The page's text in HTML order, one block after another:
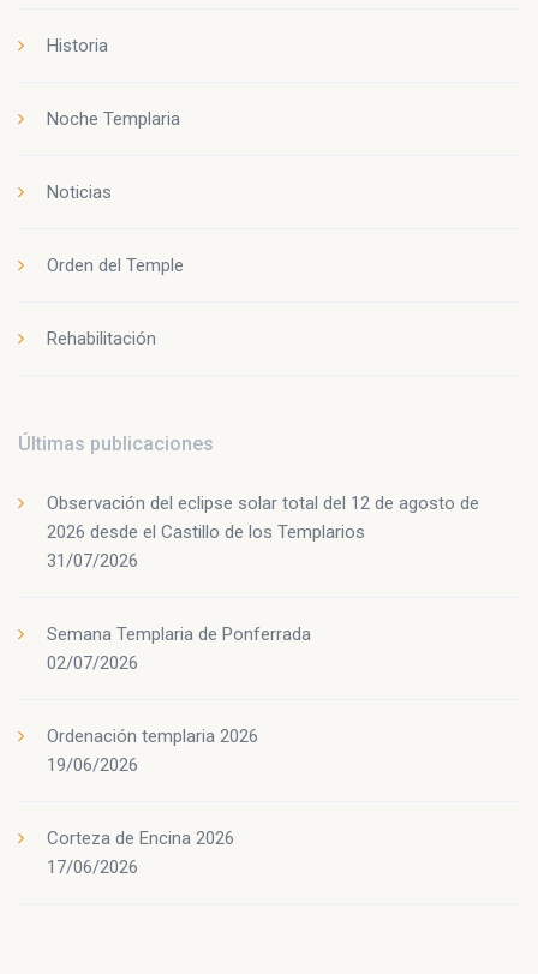
Historia
Noche Templaria
Noticias
Orden del Temple
Rehabilitación
Últimas publicaciones
Observación del eclipse solar total del 12 de agosto de
2026 desde el Castillo de los Templarios
31/07/2026
Semana Templaria de Ponferrada
02/07/2026
Ordenación templaria 2026
19/06/2026
Corteza de Encina 2026
17/06/2026